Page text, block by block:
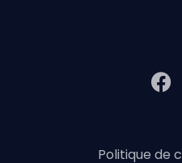
Politique de